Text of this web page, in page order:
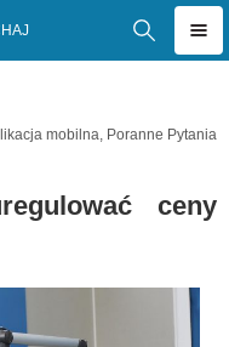
mobilna, Poranne Pytania
ceny